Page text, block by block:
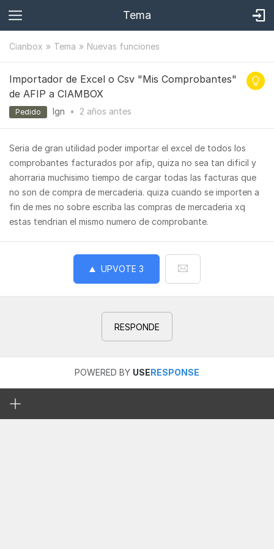
Tema
Cianbox Tema Nuevas funciones
Importador de Excel o Csv "Mis Comprobantes"
de AFIP a CIAMBOX
Pedido Ign • 2 años antes
Seria de gran utilidad poder importar el excel de todos los
comprobantes facturados por afip, quiza no sea tan dificil y
ahorraria muchisimo tiempo de cargar todas las facturas que
no son de compra de mercaderia. quiza cuando se importen a
fin de mes no sobre escriba las compras de mercaderia xq
estas tendrian el mismo numero de comprobante.
UPVOTE 3
RESPONDE
POWERED BY USERESPONSE